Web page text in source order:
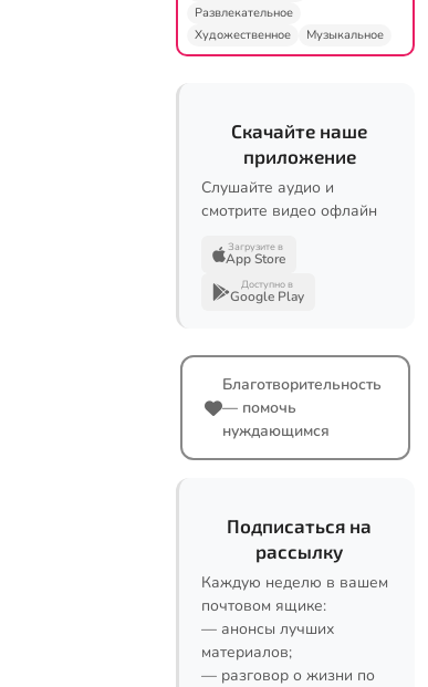
Развлекательное
Художественное
Музыкальное
Скачайте наше
приложение
Слушайте аудио и
смотрите видео офлайн
Загрузите в
App Store
Доступно в
Google Play
Благотворительность
— помочь
нуждающимся
Подписаться на
рассылку
Каждую неделю в вашем
почтовом ящике:
— анонсы лучших
материалов;
— разговор о жизни по